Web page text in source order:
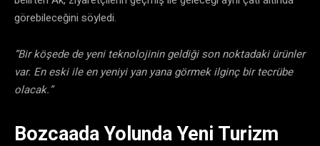
görebileceğini söyledi.
“Bir köşede de yeni teknolojinin geldiği son noktadaki ürünler
var. En eski ile en yeniyi yan yana görmek ilginç bir tecrübe
olacak.”
Bozcaada Yolunda Yeni Turizm